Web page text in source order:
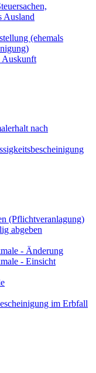
Ausland
(ehemals
Auskunft
nach
(Pflichtveranlagung)
abgeben
- Änderung
- Einsicht
im Erbfall